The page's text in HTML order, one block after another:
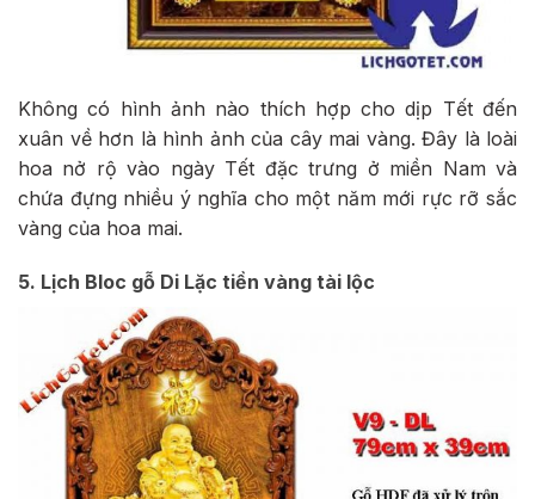
Không có hình ảnh nào thích hợp cho dịp Tết đến
xuân về hơn là hình ảnh của cây mai vàng. Đây là loài
hoa nở rộ vào ngày Tết đặc trưng ở miền Nam và
chứa đựng nhiều ý nghĩa cho một năm mới rực rỡ sắc
vàng của hoa mai.
5. Lịch Bloc gỗ Di Lặc tiền vàng tài lộc